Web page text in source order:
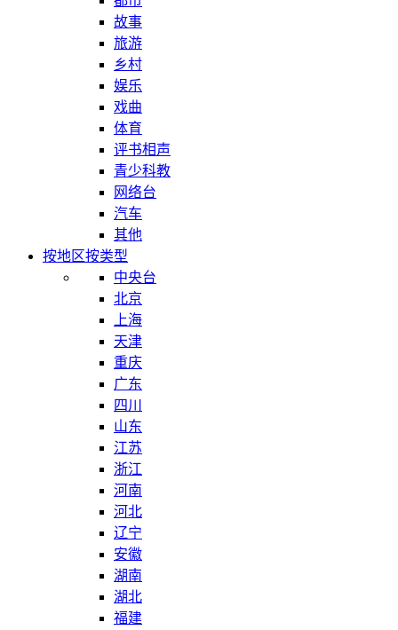
故事
旅游
乡村
娱乐
戏曲
体育
评书相声
青少科教
网络台
汽车
其他
按地区按类型
中央台
北京
上海
天津
重庆
广东
四川
山东
江苏
浙江
河南
河北
辽宁
安徽
湖南
湖北
福建